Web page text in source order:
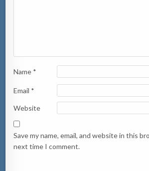
Name *
Email *
Website
Save my name, email, and website in this
next time I comment.